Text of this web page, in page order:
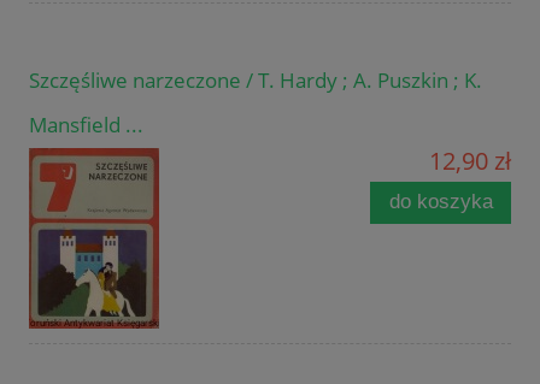
Szczęśliwe narzeczone / T. Hardy ; A. Puszkin ; K.
Mansfield ...
12,90 zł
do koszyka